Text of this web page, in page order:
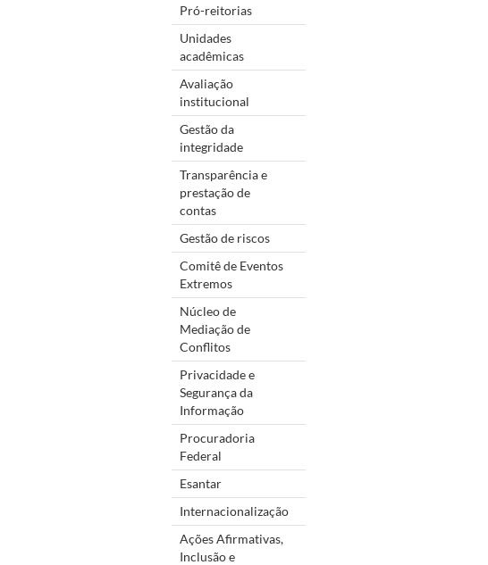
Pró-reitorias
Unidades
acadêmicas
Avaliação
institucional
Gestão da
integridade
Transparência e
prestação de
contas
Gestão de riscos
Comitê de Eventos
Extremos
Núcleo de
Mediação de
Conflitos
Privacidade e
Segurança da
Informação
Procuradoria
Federal
Esantar
Internacionalização
Ações Afirmativas,
Inclusão e